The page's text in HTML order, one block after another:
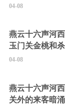
04-08
燕云十六声河
玉门关金桃和
04-08
燕云十六声河
关外的来客暗